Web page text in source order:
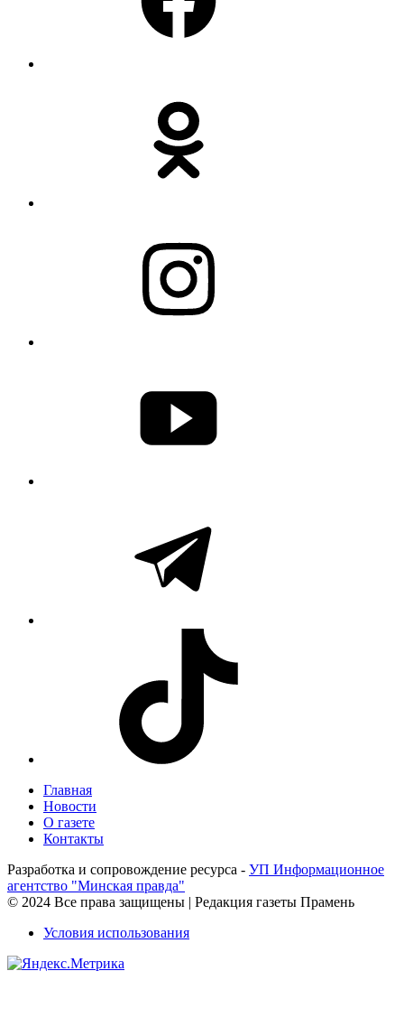
Главная
Новости
О газете
Контакты
Разработка и сопровождение ресурса - УП Информационное
агентство "Минская правда"
© 2024 Все права защищены | Редакция газеты Прамень
Условия использования